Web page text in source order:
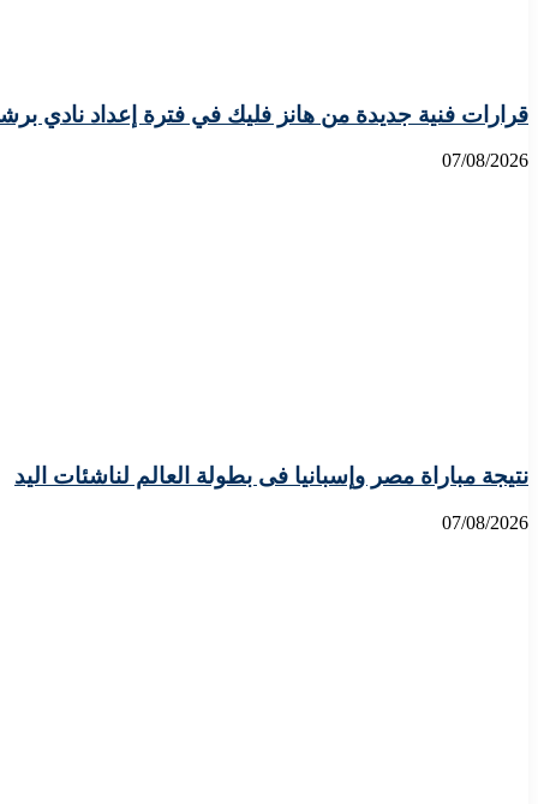
قرارات فنية جديدة من هانز فليك في فترة إعداد نادي
07/08/2026
نتيجة مباراة مصر وإسبانيا فى بطولة العالم لناشئات اليد
07/08/2026